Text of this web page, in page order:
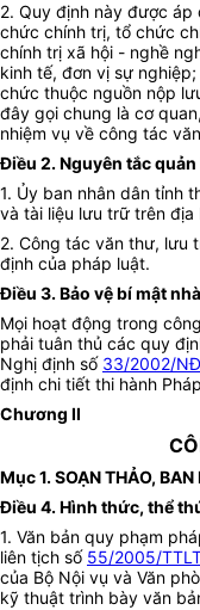
2. Quy định này được
chức chính trị, tổ chức
chính trị xã hội - nghề
kinh tế, đơn vị sự
chức thuộc nguồn nộp
đây gọi chung là cơ
nhiệm vụ về công tác
Điều 2. Nguyên tắc
1. Ủy ban nhân dân tỉnh
và tài liệu lưu trữ trên địa
2. Công tác văn thư, lưu
định của pháp luật.
Điều 3. Bảo vệ bí mật
Mọi hoạt động trong
phải tuân thủ các quy
Nghị định số 33/2002/
định chi tiết thi hành
Chương II
Mục 1. SOẠN THẢO, BAN
Điều 4. Hình thức, thể
1. Văn bản quy phạm
liên tịch số 55/2005/
của Bộ Nội vụ và Văn
kỹ thuật trình bày văn